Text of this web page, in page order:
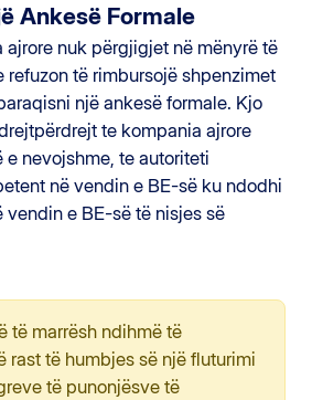
Ankesë Formale
ajrore nuk përgjigjet në mënyrë të
refuzon të rimbursojë shpenzimet
një ankesë formale. Kjo
te kompania ajrore
e nevojshme, te autoriteti
në vendin e BE-së ku ndodhi
vendin e BE-së të nisjes së
të marrësh ndihmë të
rast të humbjes së një fluturimi
të punonjësve të